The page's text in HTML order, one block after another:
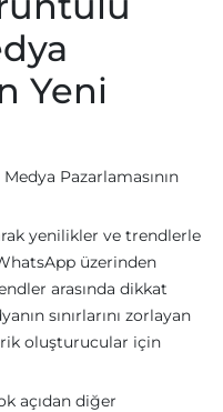
Yeni
Pazarlamasının
yenilikler ve trendlerle
üzerinden
arasında dikkat
sınırlarını zorlayan
oluşturucular için
açıdan diğer